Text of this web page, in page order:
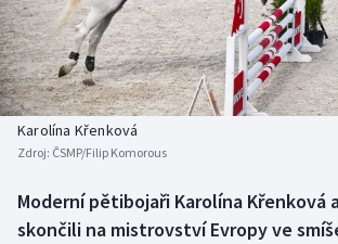
Baseball a softbal
Basketbal
Biatlon
Box
Soutěže
Historické návraty
Aplikace ČT sport
Karolína Křenková
Zdroj: ČSMP/Filip Komorous
Moderní pětibojaři Karolína Křenková
skončili na mistrovství Evropy ve